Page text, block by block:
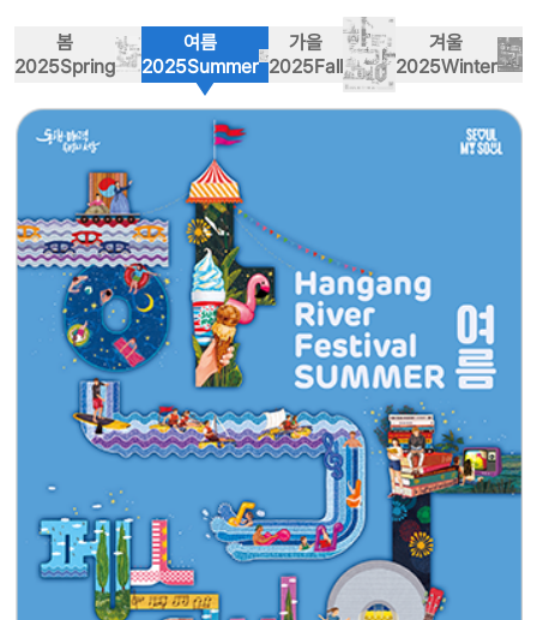
봄
2025Spring
여름
2025Summer
가을
2025Fall
겨울
2025Winter